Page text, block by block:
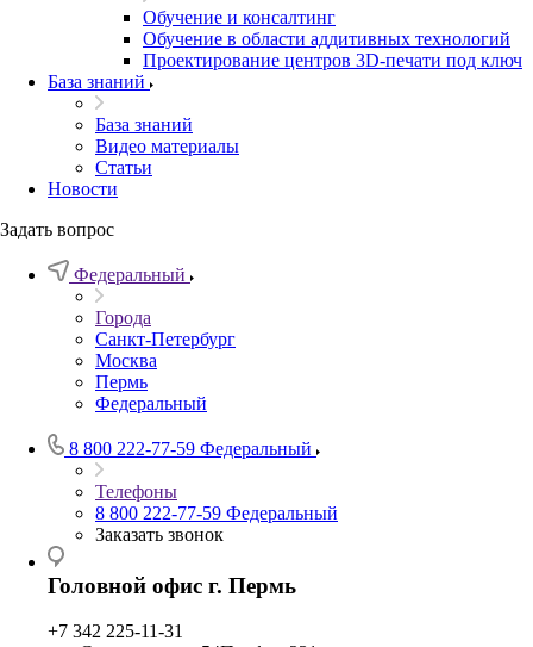
Обучение и консалтинг
Обучение в области аддитивных технологий
Проектирование центров 3D-печати под ключ
База знаний
База знаний
Видео материалы
Статьи
Новости
Задать вопрос
Федеральный
Города
Санкт-Петербург
Москва
Пермь
Федеральный
8 800 222-77-59 Федеральный
Телефоны
8 800 222-77-59 Федеральный
Заказать звонок
Головной офис г. Пермь
+7 342 225-11-31